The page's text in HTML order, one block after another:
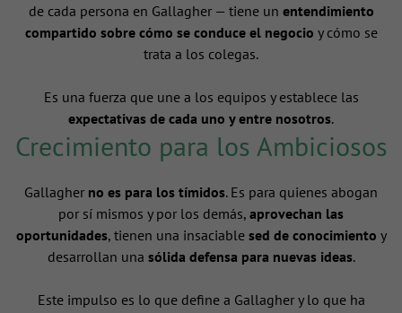
de cada persona en Gallagher — tiene un entendimiento
compartido sobre cómo se conduce el negocio y cómo se
trata a los colegas.
Es una fuerza que une a los equipos y establece las
expectativas de cada uno y entre nosotros.
Crecimiento para los Ambiciosos
Gallagher no es para los tímidos. Es para quienes abogan
por sí mismos y por los demás, aprovechan las
oportunidades, tienen una insaciable sed de conocimiento y
desarrollan una sólida defensa para nuevas ideas.
Este impulso es lo que define a Gallagher y lo que ha